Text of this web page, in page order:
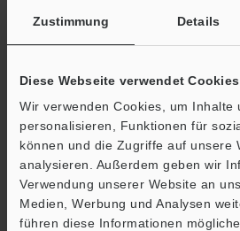
Zustimmung Details
Diese Webseite verwendet Cookies
Wir verwenden Cookies, um Inhalte
personalisieren, Funktionen für
können und die Zugriffe auf unsere
analysieren. Außerdem geben wir
Verwendung unserer Website an
Medien, Werbung und Analysen
führen diese Informationen
Handbücher
Software
Fragen
Terminwunsch
Testgerät anfordern
Vision Sensor